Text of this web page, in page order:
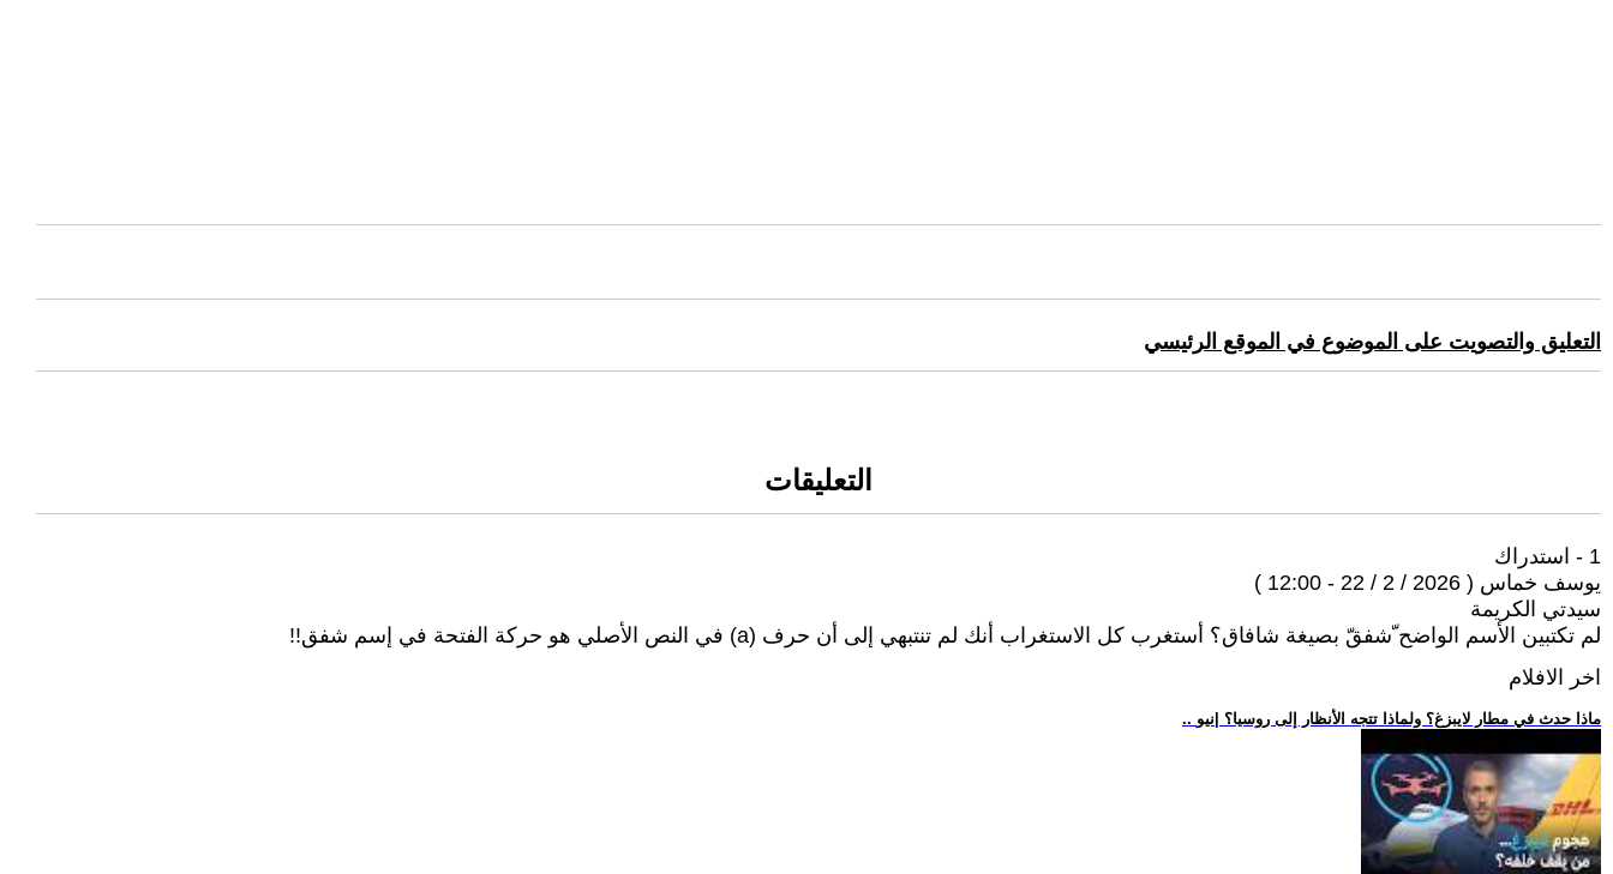
التعليق والتصويت على الموضوع في الموقع الرئيسي
التعليقات
1 - استدراك
يوسف خماس ( 2026 / 2 / 22 - 12:00 )
سيدتي الكريمة
لم تكتبين الأسم الواضح ّشفقّ بصيغة شافاق؟ أستغرب كل الاستغراب أنك لم تنتبهي إلى أن حرف (a) في النص الأصلي هو حركة الفتحة في إسم شفق!!
اخر الافلام
.. ماذا حدث في مطار لايبزغ؟ ولماذا تتجه الأنظار إلى روسيا؟ |نيو